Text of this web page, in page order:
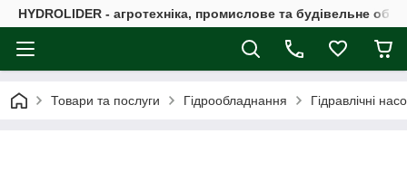
HYDROLIDER - агротехніка, промислове та будівельне
Товари та послуги Гідрообладнання Гідравлічні